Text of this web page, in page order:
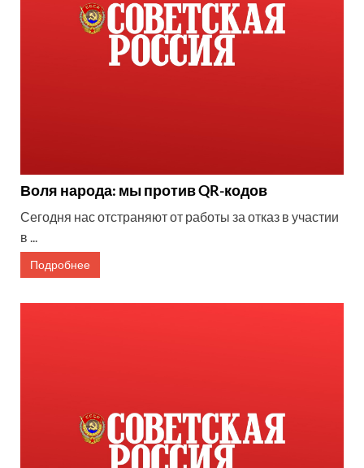
Воля народа: мы против QR-кодов
Сегодня нас отстраняют от работы за отказ в участии
в ...
Подробнее